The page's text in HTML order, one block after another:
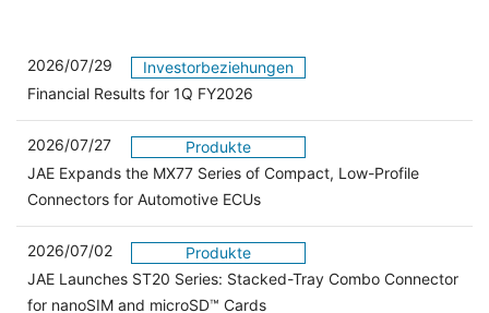
2026/07/29
Investorbeziehungen
Financial Results for 1Q FY2026
2026/07/27
Produkte
JAE Expands the MX77 Series of Compact, Low-Profile
Connectors for Automotive ECUs
2026/07/02
Produkte
JAE Launches ST20 Series: Stacked-Tray Combo Connector
for nanoSIM and microSD™ Cards